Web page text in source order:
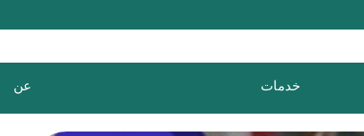
عن خدمات